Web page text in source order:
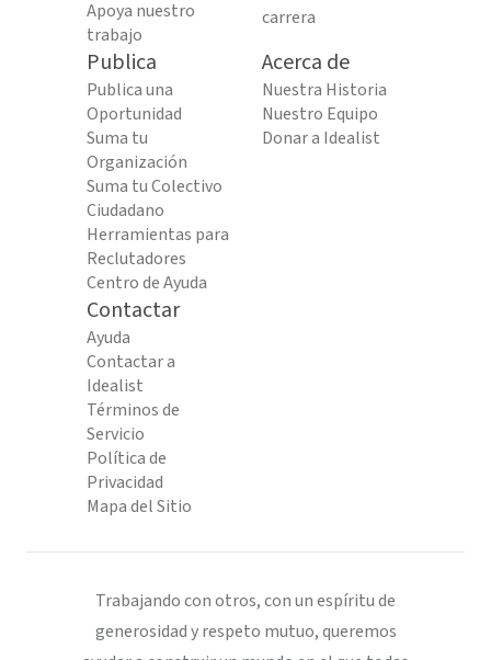
Apoya nuestro
trabajo
carrera
Publica
Publica una
Oportunidad
Suma tu
Organización
Suma tu Colectivo
Ciudadano
Herramientas para
Reclutadores
Centro de Ayuda
Acerca de
Nuestra Historia
Nuestro Equipo
Donar a Idealist
Contactar
Ayuda
Contactar a
Idealist
Términos de
Servicio
Política de
Privacidad
Mapa del Sitio
Trabajando con otros, con un espíritu de
generosidad y respeto mutuo, queremos